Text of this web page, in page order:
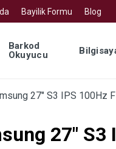
Bayilik Formu Blog
Barkod
Okuyucu
27″ S3 IPS 100Hz
27″ S3